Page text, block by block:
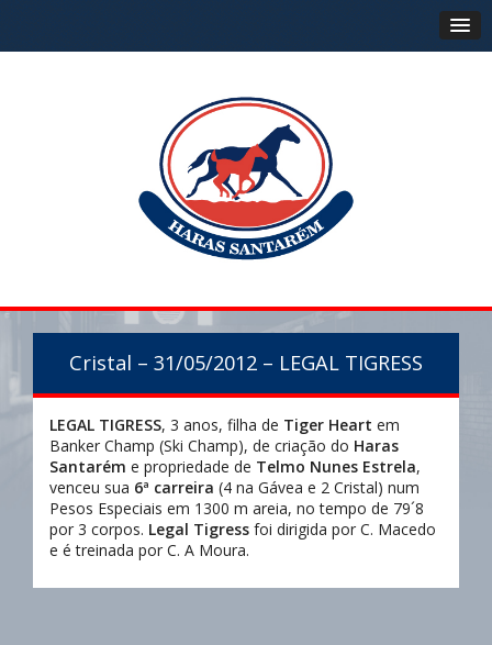
Cristal – 31/05/2012 – LEGAL TIGRESS
LEGAL TIGRESS, 3 anos, filha de Tiger Heart em
Banker Champ (Ski Champ), de criação do Haras
Santarém e propriedade de Telmo Nunes Estrela,
venceu sua 6ª carreira (4 na Gávea e 2 Cristal) num
Pesos Especiais em 1300 m areia, no tempo de 79´8
por 3 corpos. Legal Tigress foi dirigida por C. Macedo
e é treinada por C. A Moura.